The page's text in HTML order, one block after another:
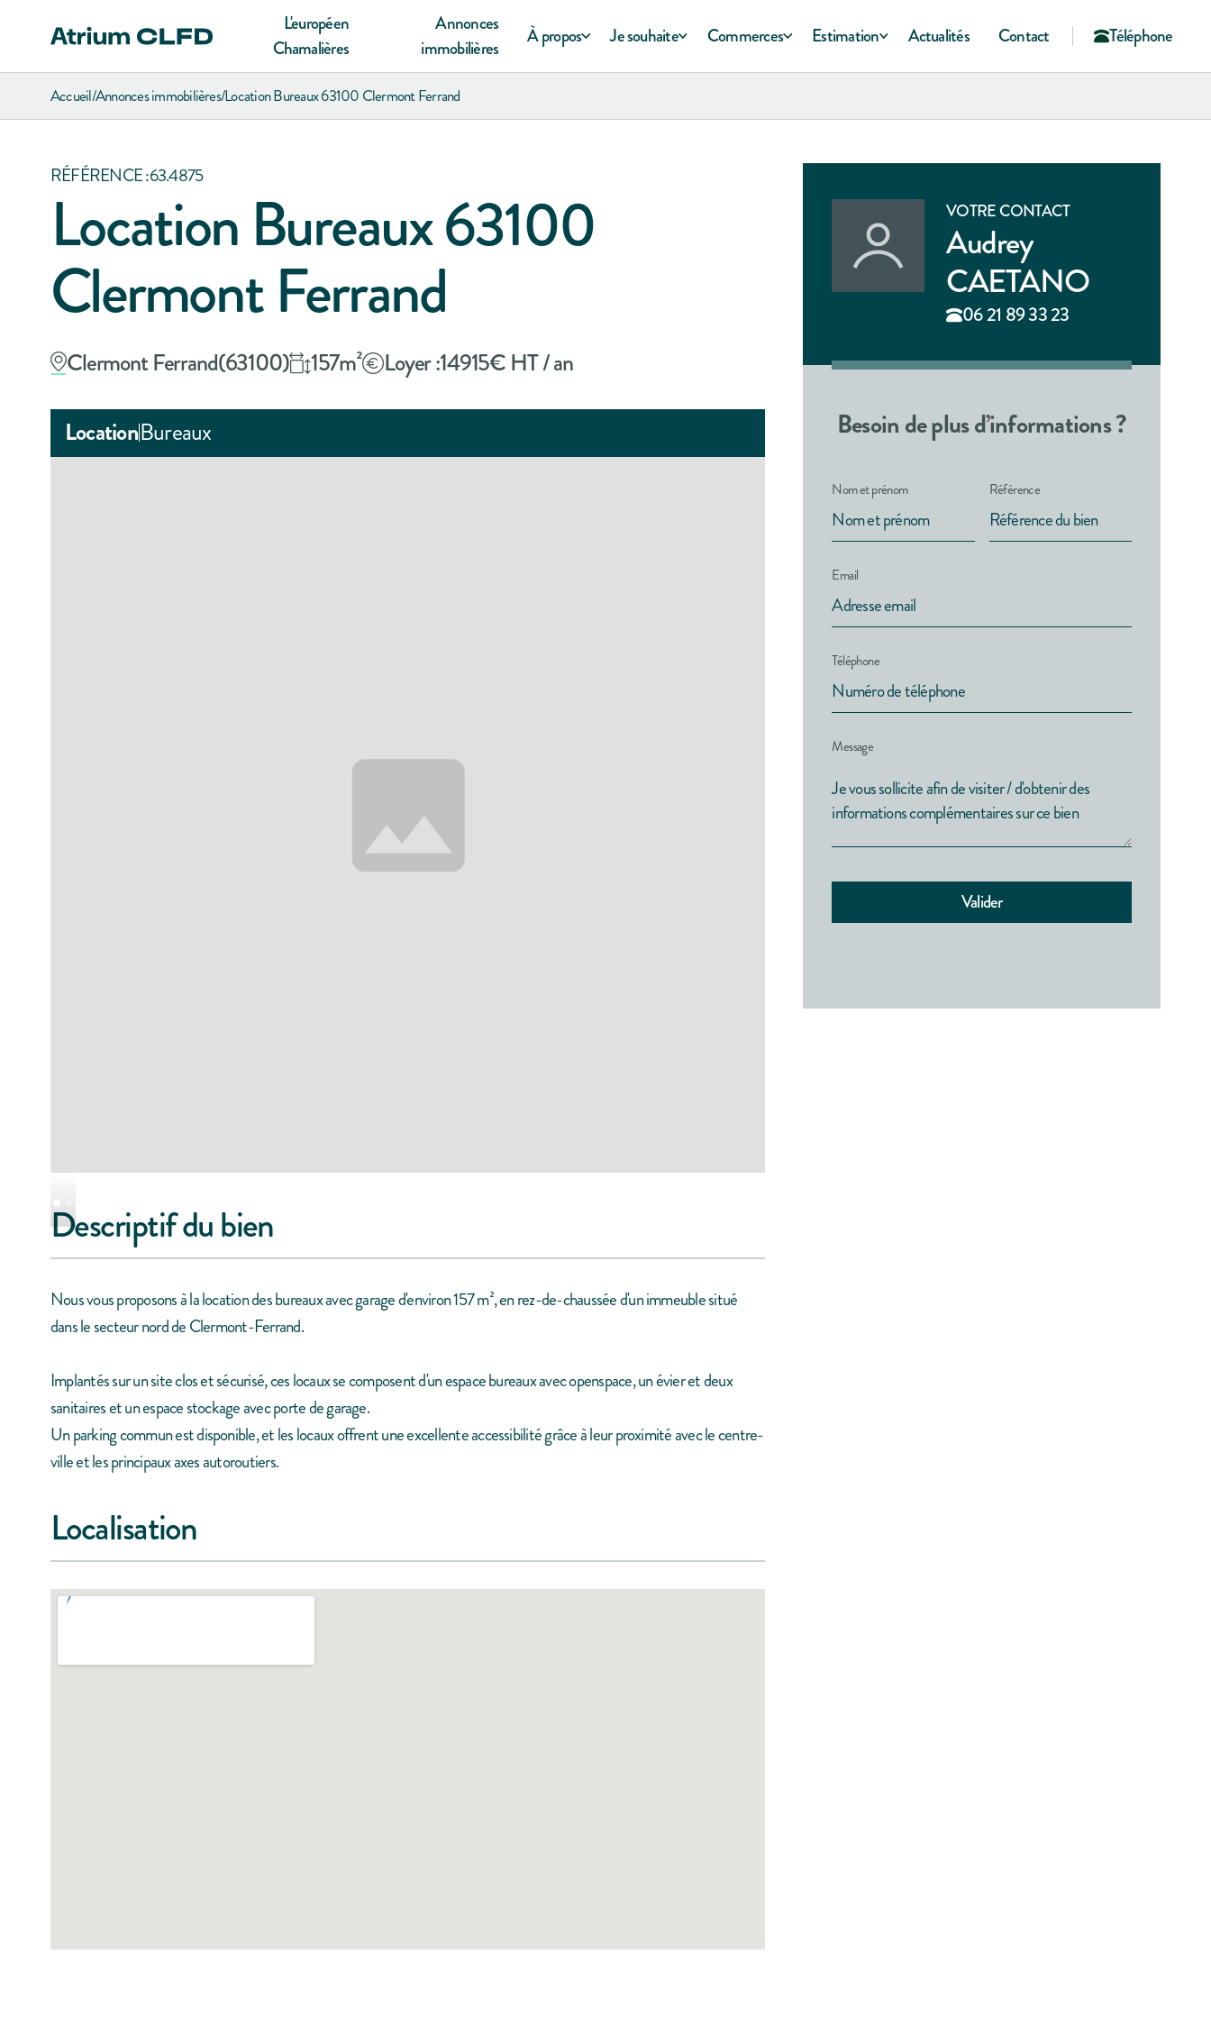
L'européen
Chamalières
Annonces
immobilières
À propos Je souhaite Commerces Estimation Actualités Contact Téléphone
Accueil/Annonces immobilières/Location Bureaux 63100 Clermont Ferrand
RÉFÉRENCE :63.4875
Location Bureaux 63100
Clermont Ferrand
Clermont Ferrand(63100) 157m² Loyer :14915€ HT / an
LocationBureaux
Descriptif du bien
Nous vous proposons à la location des bureaux avec garage d'environ 157 m², en rez-de-chaussée d'un immeuble situé
dans le secteur nord de Clermont-Ferrand.
Implantés sur un site clos et sécurisé, ces locaux se composent d'un espace bureaux avec openspace, un évier et deux
sanitaires et un espace stockage avec porte de garage.
Un parking commun est disponible, et les locaux offrent une excellente accessibilité grâce à leur proximité avec le centre-
ville et les principaux axes autoroutiers.
Localisation
VOTRE CONTACT
Audrey
CAETANO
06 21 89 33 23
Besoin de plus d’informations ?
Nom et prénom Référence
Email
Téléphone
Message